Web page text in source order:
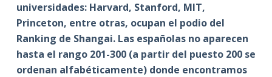
universidades: Harvard, Stanford, MIT,
Princeton, entre otras, ocupan el podio del
Ranking de Shangai. Las españolas no aparecen
hasta el rango 201-300 (a partir del puesto 200 se
ordenan alfabéticamente) donde encontramos